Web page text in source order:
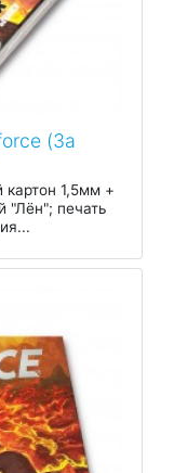
(За
картон 1,5мм +
"Лён"; печать